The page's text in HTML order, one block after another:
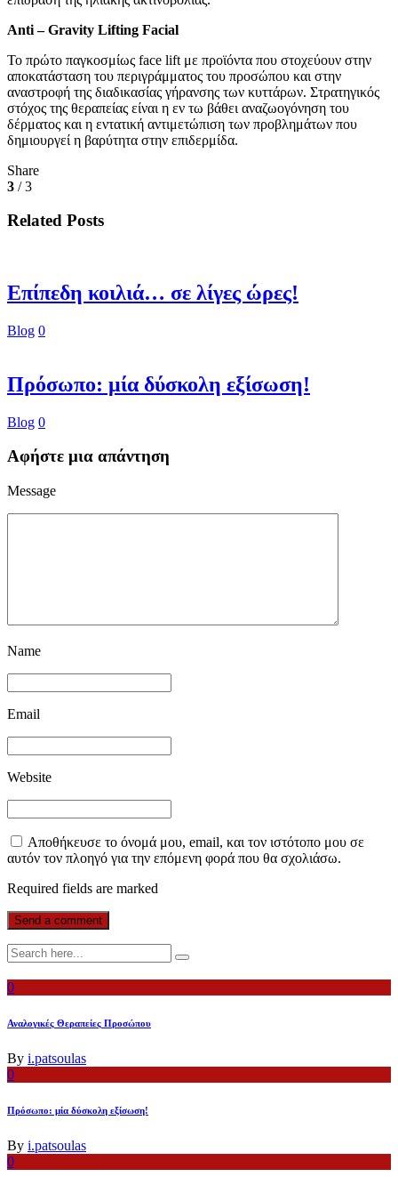
Anti – Gravity Lifting Facial
Το πρώτο παγκοσμίως face lift με προϊόντα που στοχεύουν στην
αποκατάσταση του περιγράμματος του προσώπου και στην
αναστροφή της διαδικασίας γήρανσης των κυττάρων. Στρατηγικός
στόχος της θεραπείας είναι η εν τω βάθει αναζωογόνηση του
δέρματος και η εντατική αντιμετώπιση των προβλημάτων που
δημιουργεί η βαρύτητα στην επιδερμίδα.
Share
3 / 3
Related Posts
Επίπεδη κοιλιά… σε λίγες ώρες!
Blog 0
Πρόσωπο: μία δύσκολη εξίσωση!
Blog 0
Αφήστε μια απάντηση
Message
Name
Email
Website
Αποθήκευσε το όνομά μου, email, και τον ιστότοπο μου σε
αυτόν τον πλοηγό για την επόμενη φορά που θα σχολιάσω.
Required fields are marked
0
Αναλογικές Θεραπείες Προσώπου
By i.patsoulas
0
Πρόσωπο: μία δύσκολη εξίσωση!
By i.patsoulas
0